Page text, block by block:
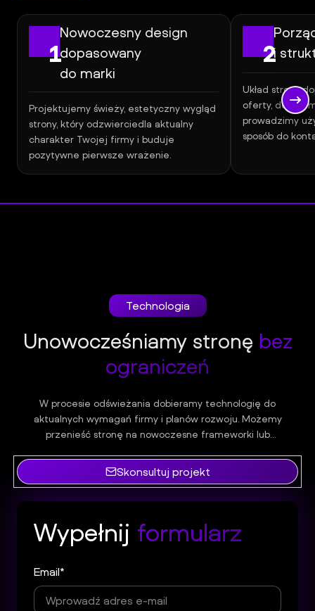
1
Nowoczesny design
dopasowany
do marki
Projektujemy świeży, estetyczny wygląd
strony, który odzwierciedla aktualny
charakter Twojej firmy i buduje
pozytywne pierwsze wrażenie.
2i
Układ strony
oferty,
prowadzimy
sposób do
Technologia
Unowocześniamy stronę bez
ograniczeń
W procesie odświeżania dobieramy technologię do
aktualnych wymagań firmy i planów rozwoju. Możemy
przenieść stronę na nowoczesne frameworki lub
wydajność, bezpieczeństwo i SEO.
Skonsultuj projekt
Wypełnij formularz
Email*